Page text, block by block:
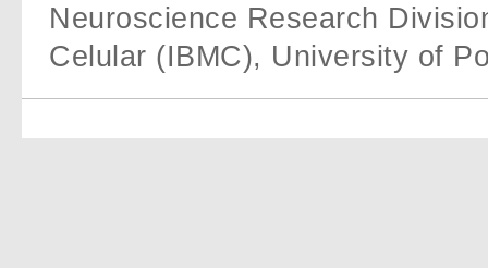
Neuroscience Research
Celular (IBMC), University of